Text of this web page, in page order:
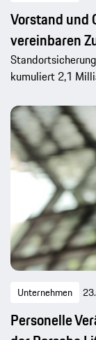
Vorstand und
vereinbaren
kumuliert 2,1
Unternehmen
Personelle